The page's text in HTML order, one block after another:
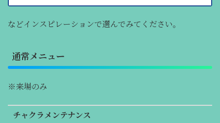
などインスピレーションで選んでみてください。
通常メニュー
※来場のみ
チャクラメンテナンス